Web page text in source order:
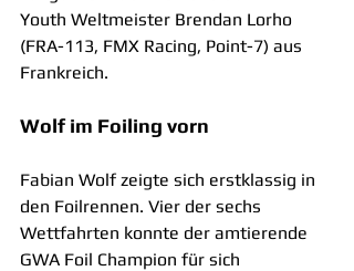
Youth Weltmeister Brendan Lorho
(FRA-113, FMX Racing, Point-7) aus
Frankreich.
Wolf im Foiling vorn
Fabian Wolf zeigte sich erstklassig in
den Foilrennen. Vier der sechs
Wettfahrten konnte der amtierende
GWA Foil Champion für sich